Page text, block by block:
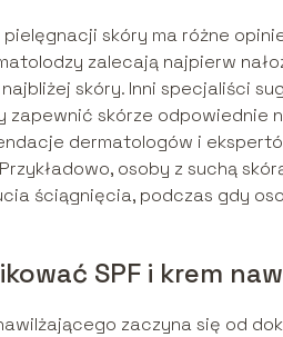
skóry ma różne
zalecają najpierw
skóry. Inni specjaliści
zapewnić skórze odpowiednie
dermatologów i
osoby z suchą
ściągnięcia, podczas gdy
SPF i krem
zaczyna się od